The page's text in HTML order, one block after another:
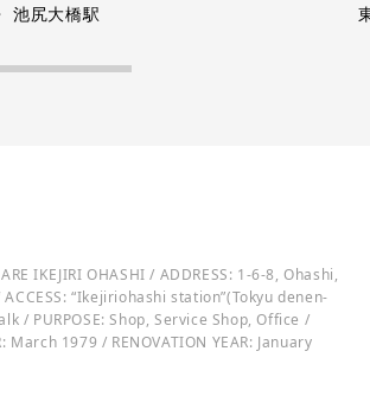
池尻大橋駅
IKEJIRI OHASHI / ADDRESS: 1-6-8, Ohashi,
“Ikejiriohashi station”(Tokyu denen-
/ PURPOSE: Shop, Service Shop, Office /
March 1979 / RENOVATION YEAR: January